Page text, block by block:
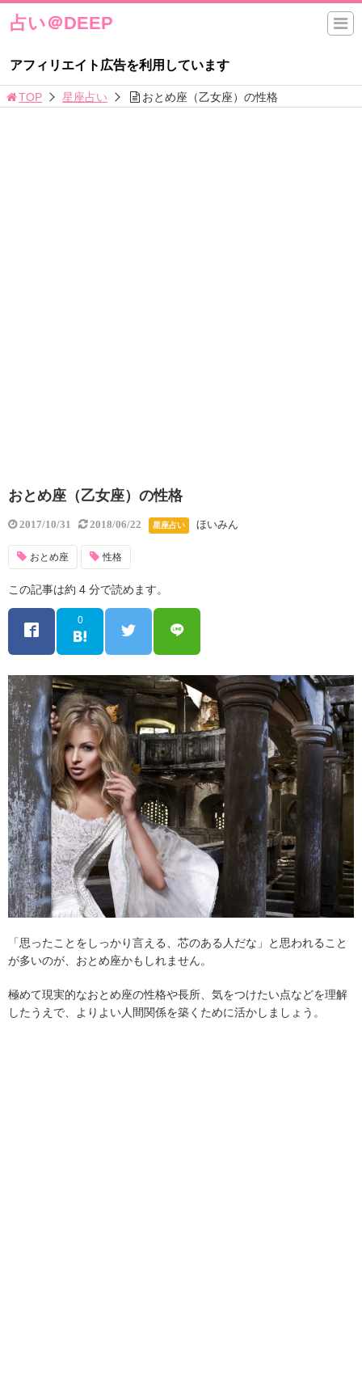
占い＠DEEP
アフィリエイト広告を利用しています
TOP 星座占い おとめ座（乙女座）の性格
おとめ座（乙女座）の性格
2017/10/31 2018/06/22 星座占い ほいみん
おとめ座 性格
この記事は約 4 分で読めます。
0
「思ったことをしっかり言える、芯のある人だな」と思われること
が多いのが、おとめ座かもしれません。
極めて現実的なおとめ座の性格や長所、気をつけたい点などを理解
したうえで、よりよい人間関係を築くために活かしましょう。